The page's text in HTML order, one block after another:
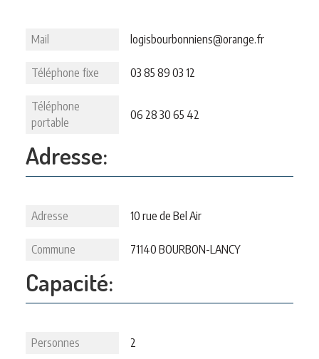
Mail logisbourbonniens@orange.fr
Téléphone fixe 03 85 89 03 12
Téléphone
portable
06 28 30 65 42
Adresse:
Adresse 10 rue de Bel Air
Commune 71140 BOURBON-LANCY
Capacité:
Personnes 2